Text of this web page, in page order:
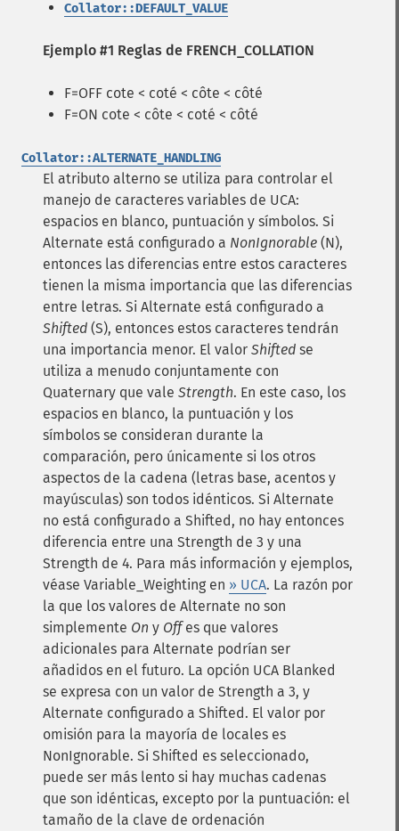
Collator::DEFAULT_VALUE
Ejemplo #1 Reglas de FRENCH_COLLATION
F=OFF cote < coté < côte < côté
F=ON cote < côte < coté < côté
Collator::ALTERNATE_HANDLING
El atributo alterno se utiliza para controlar el
manejo de caracteres variables de UCA:
espacios en blanco, puntuación y símbolos. Si
Alternate está configurado a NonIgnorable (N),
entonces las diferencias entre estos caracteres
tienen la misma importancia que las diferencias
entre letras. Si Alternate está configurado a
Shifted (S), entonces estos caracteres tendrán
una importancia menor. El valor Shifted se
utiliza a menudo conjuntamente con
Quaternary que vale Strength. En este caso, los
espacios en blanco, la puntuación y los
símbolos se consideran durante la
comparación, pero únicamente si los otros
aspectos de la cadena (letras base, acentos y
mayúsculas) son todos idénticos. Si Alternate
no está configurado a Shifted, no hay entonces
diferencia entre una Strength de 3 y una
Strength de 4. Para más información y ejemplos,
véase Variable_Weighting en » UCA. La razón por
la que los valores de Alternate no son
simplemente On y Offes que valores
adicionales para Alternate podrían ser
añadidos en el futuro. La opción UCA Blanked
se expresa con un valor de Strength a 3, y
Alternate configurado a Shifted. El valor por
omisión para la mayoría de locales es
NonIgnorable. Si Shifted es seleccionado,
puede ser más lento si hay muchas cadenas
que son idénticas, excepto por la puntuación: el
tamaño de la clave de ordenación